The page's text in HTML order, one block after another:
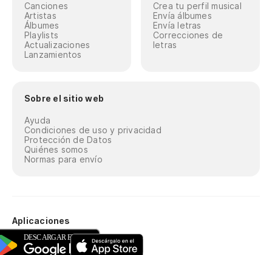
Canciones
Artistas
Álbumes
Playlists
Actualizaciones
Lanzamientos
Crea tu perfil musical
Envía álbumes
Envía letras
Correcciones de
letras
Sobre el sitio web
Ayuda
Condiciones de uso y privacidad
Protección de Datos
Quiénes somos
Normas para envío
Aplicaciones